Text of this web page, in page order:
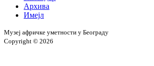
Архива
Имејл
Музеј афричке уметности у Београду
Copyright © 2026